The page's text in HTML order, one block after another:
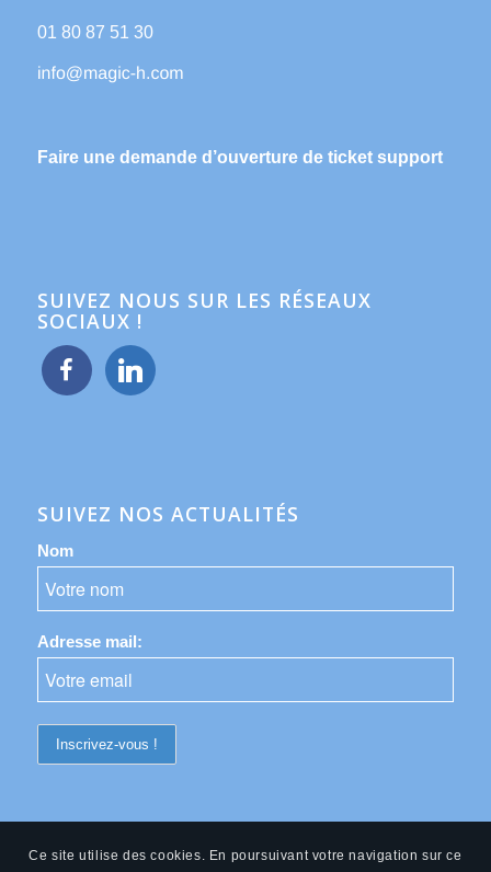
01 80 87 51 30
Faire une demande d’ouverture de ticket support
SUIVEZ NOUS SUR LES RÉSEAUX
SOCIAUX !
facebook linkedin
SUIVEZ NOS ACTUALITÉS
Nom
Adresse mail:
Ce site utilise des cookies. En poursuivant votre navigation sur ce